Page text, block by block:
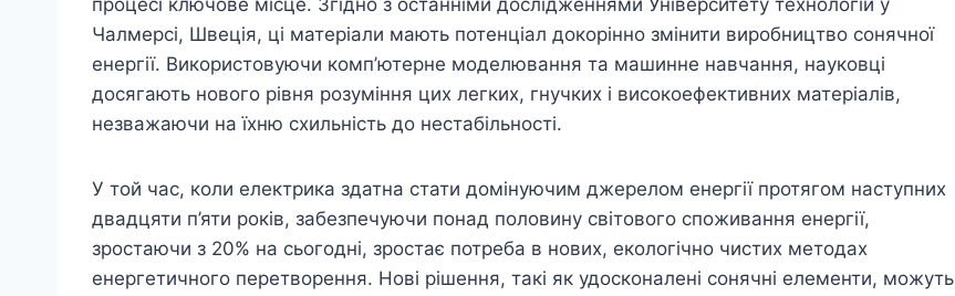
процесі ключове місце. Згідно з останніми дослідженнями Університету технологій у
Чалмерсі, Швеція, ці матеріали мають потенціал докорінно змінити виробництво сонячної
енергії. Використовуючи комп’ютерне моделювання та машинне навчання, науковці
досягають нового рівня розуміння цих легких, гнучких і високоефективних матеріалів,
незважаючи на їхню схильність до нестабільності.
У той час, коли електрика здатна стати домінуючим джерелом енергії протягом наступних
двадцяти п’яти років, забезпечуючи понад половину світового споживання енергії,
зростаючи з 20% на сьогодні, зростає потреба в нових, екологічно чистих методах
енергетичного перетворення. Нові рішення, такі як удосконалені сонячні елементи, можуть